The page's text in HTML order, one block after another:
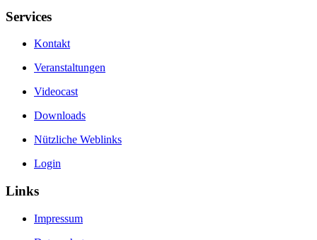
Services
Kontakt
Veranstaltungen
Videocast
Downloads
Nützliche Weblinks
Login
Links
Impressum